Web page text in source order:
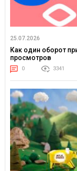
25.07.2026
Как один оборот
просмотров
0 3341